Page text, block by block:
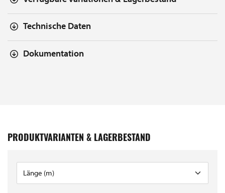
Technische Daten
Dokumentation
PRODUKTVARIANTEN & LAGERBESTAND